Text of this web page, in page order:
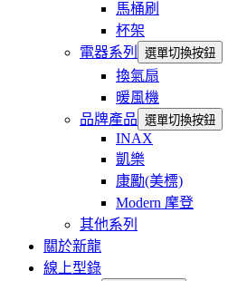
馬桶刷
杯架
電器系列
選單切換按鈕
換氣扇
暖風機
品牌產品 選單切換按鈕
INAX
凱樂
康勵(美標)
Modern 摩登
其他系列
關於新龍
線上型錄